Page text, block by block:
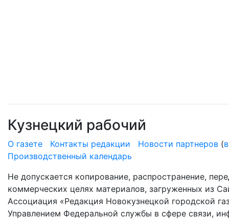
Кузнецкий рабочий
О газете Контакты редакции Новости партнеров (
Производственный календарь
Не допускается копирование, распространение,
коммерческих целях материалов, загруженных из
Ассоциация «Редакция Новокузнецкой городской
Управлением Федеральной службы в сфере связи,